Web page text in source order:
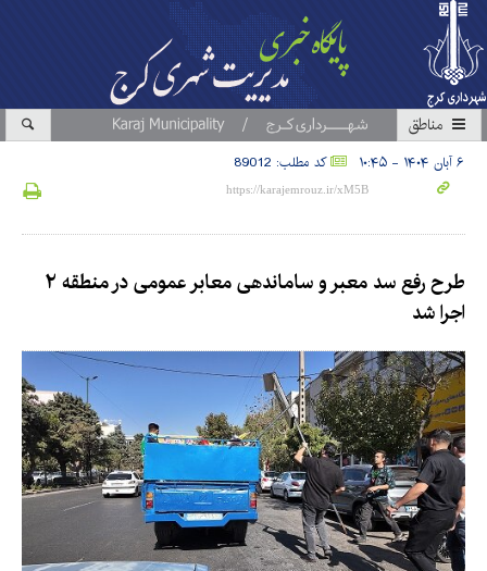
مناطق
۶ آبان ۱۴۰۴ - ۱۰:۴۵ کد مطلب: 89012
طرح رفع سد معبر و ساماندهی معابر عمومی در منطقه ۲
اجرا شد